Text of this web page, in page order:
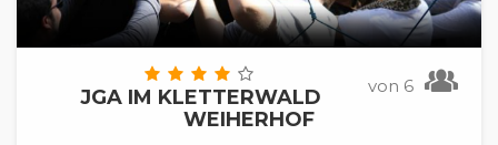
von 6
JGA IM KLETTERWALD
WEIHERHOF